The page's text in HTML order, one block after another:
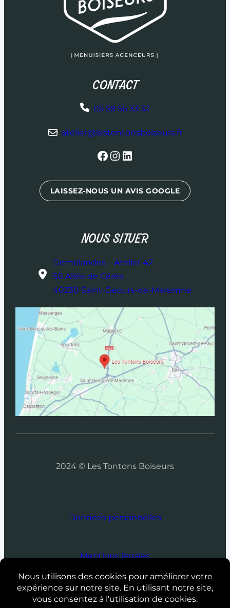
CONTACT
05 58 56 33 32
atelier@lestontonsboiseurs.fr
Facebook Instagram LinkedIn
LAISSEZ-NOUS UN AVIS GOOGLE
NOUS SITUER
Domolandes – Atelier 42
50 Allée de Cérès
40230 Saint-Geours-de-Maremne
2024 © Les Tontons Boiseurs
Données personnelles
Mentions légales